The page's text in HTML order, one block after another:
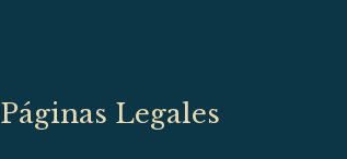
Páginas Legales